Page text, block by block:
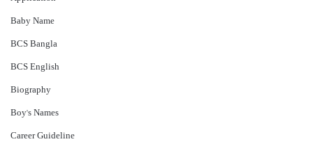
Baby Name
BCS Bangla
BCS English
Biography
Boy's Names
Career Guideline